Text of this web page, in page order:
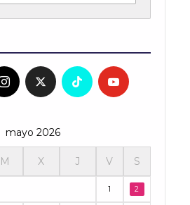
mayo 2026
M X J V S
1 2